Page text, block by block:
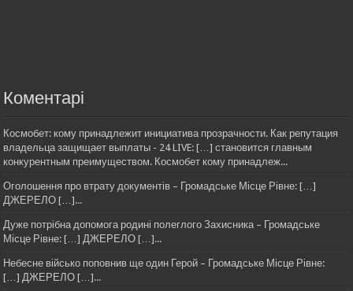
Коментарі
Космобет: кому принадлежит инициатива прозрачности. Как репутация
владельца защищает выплаты - 24 LIVE: […] становится главным
конкурентным преимуществом. Космобет кому принадлеж...
Оголошення про втрату документів – Громадське Місце Рівне: […]
ДЖЕРЕЛО […]...
Дуже потрібна допомога родині полеглого Захисника – Громадське
Місце Рівне: […] ДЖЕРЕЛО […]...
Небесне військо поповнив ще один Герой – Громадське Місце Рівне:
[…] ДЖЕРЕЛО […]...